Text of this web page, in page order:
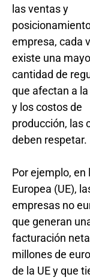
las ventas y
empresa, cada
existe una
cantidad de
que afectan a
y los costos de
producción, las
deben respetar.
Por ejemplo, en
Europea (UE),
empresas no
que generan
facturación
millones de
de la UE y que